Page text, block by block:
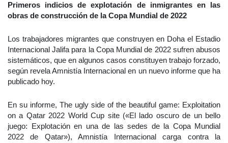
Primeros indicios de explotación de inmigrantes en las
obras de construcción de la Copa Mundial de 2022
Los trabajadores migrantes que construyen en Doha el Estadio
Internacional Jalifa para la Copa Mundial de 2022 sufren abusos
sistemáticos, que en algunos casos constituyen trabajo forzado,
según revela Amnistía Internacional en un nuevo informe que ha
publicado hoy.
En su informe, The ugly side of the beautiful game: Exploitation
on a Qatar 2022 World Cup site («El lado oscuro de un bello
juego: Explotación en una de las sedes de la Copa Mundial
2022 de Qatar»), Amnistía Internacional carga contra la